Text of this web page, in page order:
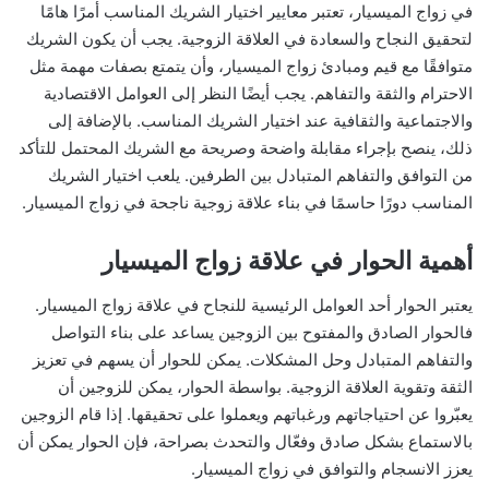
في زواج الميسيار، تعتبر معايير اختيار الشريك المناسب أمرًا هامًا
لتحقيق النجاح والسعادة في العلاقة الزوجية. يجب أن يكون الشريك
متوافقًا مع قيم ومبادئ زواج الميسيار، وأن يتمتع بصفات مهمة مثل
الاحترام والثقة والتفاهم. يجب أيضًا النظر إلى العوامل الاقتصادية
والاجتماعية والثقافية عند اختيار الشريك المناسب. بالإضافة إلى
ذلك، ينصح بإجراء مقابلة واضحة وصريحة مع الشريك المحتمل للتأكد
من التوافق والتفاهم المتبادل بين الطرفين. يلعب اختيار الشريك
المناسب دورًا حاسمًا في بناء علاقة زوجية ناجحة في زواج الميسيار.
أهمية الحوار في علاقة زواج الميسيار
يعتبر الحوار أحد العوامل الرئيسية للنجاح في علاقة زواج الميسيار.
فالحوار الصادق والمفتوح بين الزوجين يساعد على بناء التواصل
والتفاهم المتبادل وحل المشكلات. يمكن للحوار أن يسهم في تعزيز
الثقة وتقوية العلاقة الزوجية. بواسطة الحوار، يمكن للزوجين أن
يعبّروا عن احتياجاتهم ورغباتهم ويعملوا على تحقيقها. إذا قام الزوجين
بالاستماع بشكل صادق وفعّال والتحدث بصراحة، فإن الحوار يمكن أن
يعزز الانسجام والتوافق في زواج الميسيار.